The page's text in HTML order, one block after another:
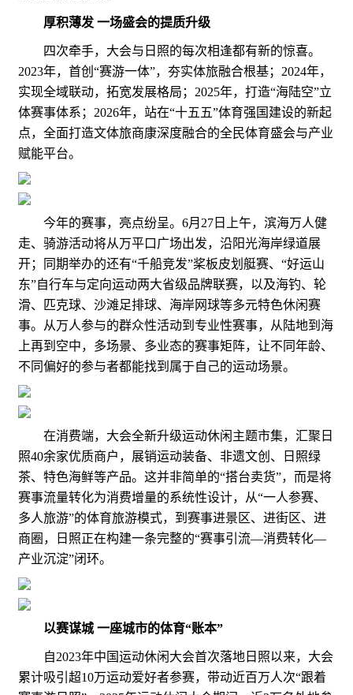
厚积薄发 一场盛会的提质升级
四次牵手，大会与日照的每次相逢都有新的惊喜。
2023年，首创“赛游一体”，夯实体旅融合根基；2024年，
实现全域联动，拓宽发展格局；2025年，打造“海陆空”立
体赛事体系；2026年，站在“十五五”体育强国建设的新起
点，全面打造文体旅商康深度融合的全民体育盛会与产业
赋能平台。
今年的赛事，亮点纷呈。6月27日上午，滨海万人健
走、骑游活动将从万平口广场出发，沿阳光海岸绿道展
开；同期举办的还有“千船竞发”桨板皮划艇赛、“好运山
东”自行车与定向运动两大省级品牌联赛，以及海钓、轮
滑、匹克球、沙滩足排球、海岸网球等多元特色休闲赛
事。从万人参与的群众性活动到专业性赛事，从陆地到海
上再到空中，多场景、多业态的赛事矩阵，让不同年龄、
不同偏好的参与者都能找到属于自己的运动场景。
在消费端，大会全新升级运动休闲主题市集，汇聚日
照40余家优质商户，展销运动装备、非遗文创、日照绿
茶、特色海鲜等产品。这并非简单的“搭台卖货”，而是将
赛事流量转化为消费增量的系统性设计，从“一人参赛、
多人旅游”的体育旅游模式，到赛事进景区、进街区、进
商圈，日照正在构建一条完整的“赛事引流—消费转化—
产业沉淀”闭环。
以赛谋城 一座城市的体育“账本”
自2023年中国运动休闲大会首次落地日照以来，大会
累计吸引超10万运动爱好者参赛，带动近百万人次“跟着